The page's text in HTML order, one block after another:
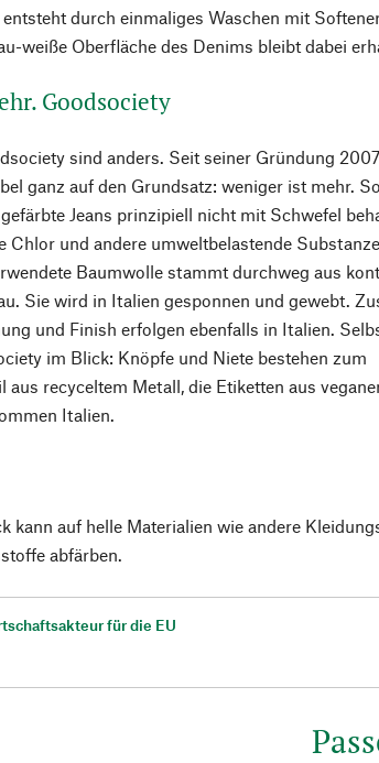
durch einmaliges Waschen mit
weiße Oberfläche des Denims bleibt dabei
Goodsociety
sind anders. Seit seiner Gründung
ganz auf den Grundsatz: weniger ist mehr.
Jeans prinzipiell nicht mit Schwefel
Chlor und andere umweltbelastende
Baumwolle stammt durchweg aus
Sie wird in Italien gesponnen und gewebt.
und Finish erfolgen ebenfalls in Italien.
im Blick: Knöpfe und Niete bestehen zum
aus recyceltem Metall, die Etiketten aus
Italien.
kann auf helle Materialien wie andere
abfärben.
für die EU